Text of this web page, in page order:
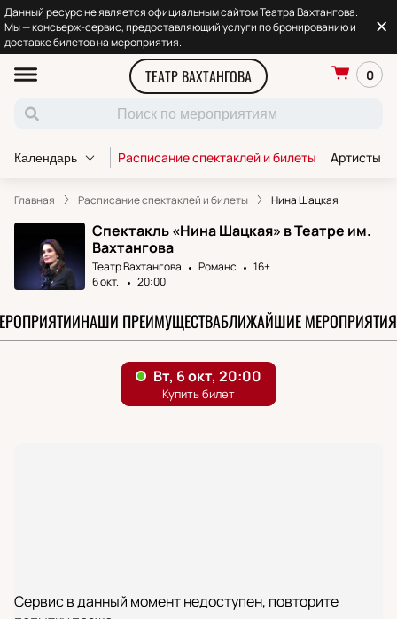
Данный ресурс не является официальным сайтом Театра Вахтангова.
Мы — консьерж-сервис, предоставляющий услуги по бронированию и
доставке билетов на мероприятия.
ТЕАТР ВАХТАНГОВА 0
Календарь Расписание спектаклей и билеты Артисты
Главная Расписание спектаклей и билеты Нина Шацкая
Спектакль «Нина Шацкая» в Театре им.
Вахтангова
Театр Вахтангова Романс
16+
6 окт.
20:00
НАШИ ПРЕИМУЩЕСТВАБЛИЖАЙШИЕ МЕРОПРИЯТИЯ
Сервис в данный момент недоступен, повторите